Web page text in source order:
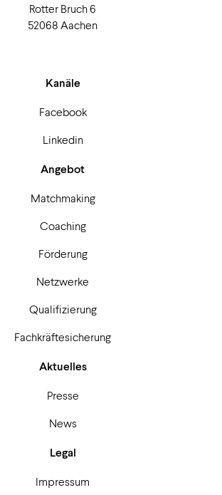
Rotter Bruch 6
52068 Aachen
Kanäle
Facebook
Linkedin
Angebot
Matchmaking
Coaching
Förderung
Netzwerke
Qualifizierung
Fachkräftesicherung
Aktuelles
Presse
News
Legal
Impressum